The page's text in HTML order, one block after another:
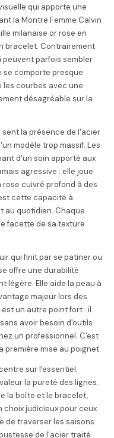
qui apporte une
la Montre Femme Calvin
milanaise or rose en
bracelet. Contrairement
peuvent parfois sembler
se comporte presque
les courbes avec une
désagréable sur la
la présence de l'acier
modèle trop massif. Les
d'un soin apporté aux
agressive ; elle joue
cuivré profond à des
cette capacité à
au quotidien. Chaque
facette de sa texture
qui finit par se patiner ou
offre une durabilité
légère. Elle aide la peau à
majeur lors des
un autre point fort : il
avoir besoin d'outils
un professionnel. C'est
première mise au poignet.
sur l'essentiel.
la pureté des lignes.
la boîte et le bracelet,
judicieux pour ceux
de traverser les saisons
de l'acier traité